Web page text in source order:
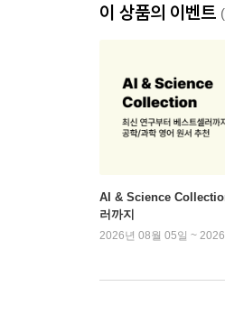
이 상품의 이벤트
AI & Science
러까지
2026년 08월 05일 ~